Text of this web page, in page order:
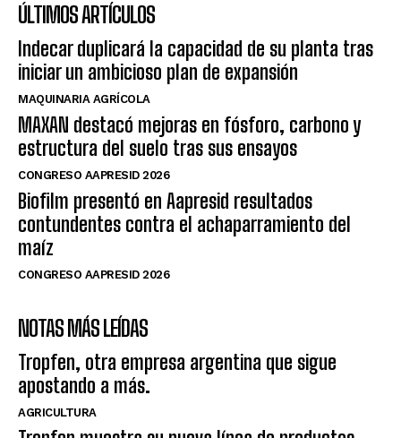
ÚLTIMOS ARTÍCULOS
Indecar duplicará la capacidad de su planta tras
iniciar un ambicioso plan de expansión
MAQUINARIA AGRÍCOLA
MAXAN destacó mejoras en fósforo, carbono y
estructura del suelo tras sus ensayos
CONGRESO AAPRESID 2026
Biofilm presentó en Aapresid resultados
contundentes contra el achaparramiento del
maíz
CONGRESO AAPRESID 2026
NOTAS MÁS LEÍDAS
Tropfen, otra empresa argentina que sigue
apostando a más.
AGRICULTURA